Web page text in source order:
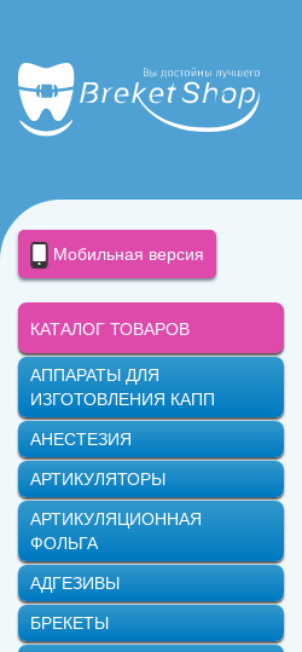
Мобильная версия
КАТАЛОГ ТОВАРОВ
АППАРАТЫ ДЛЯ
ИЗГОТОВЛЕНИЯ КАПП
АНЕСТЕЗИЯ
АРТИКУЛЯТОРЫ
АРТИКУЛЯЦИОННАЯ
ФОЛЬГА
АДГЕЗИВЫ
БРЕКЕТЫ